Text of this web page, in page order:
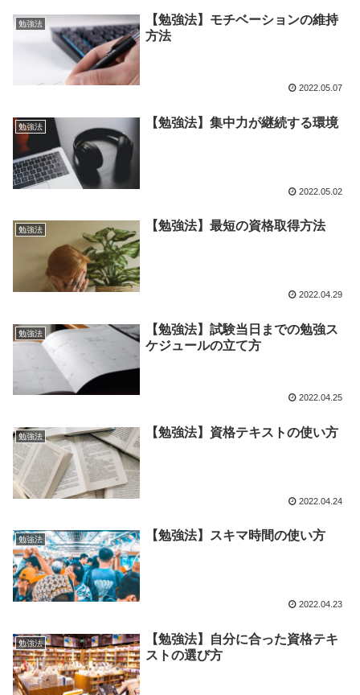
勉強法
【勉強法】モチベーションの維持
方法
2022.05.07
勉強法 【勉強法】集中力が継続する環境
2022.05.02
勉強法 【勉強法】最短の資格取得方法
2022.04.29
勉強法
【勉強法】試験当日までの勉強ス
ケジュールの立て方
2022.04.25
勉強法 【勉強法】資格テキストの使い方
2022.04.24
勉強法 【勉強法】スキマ時間の使い方
2022.04.23
勉強法
【勉強法】自分に合った資格テキ
ストの選び方